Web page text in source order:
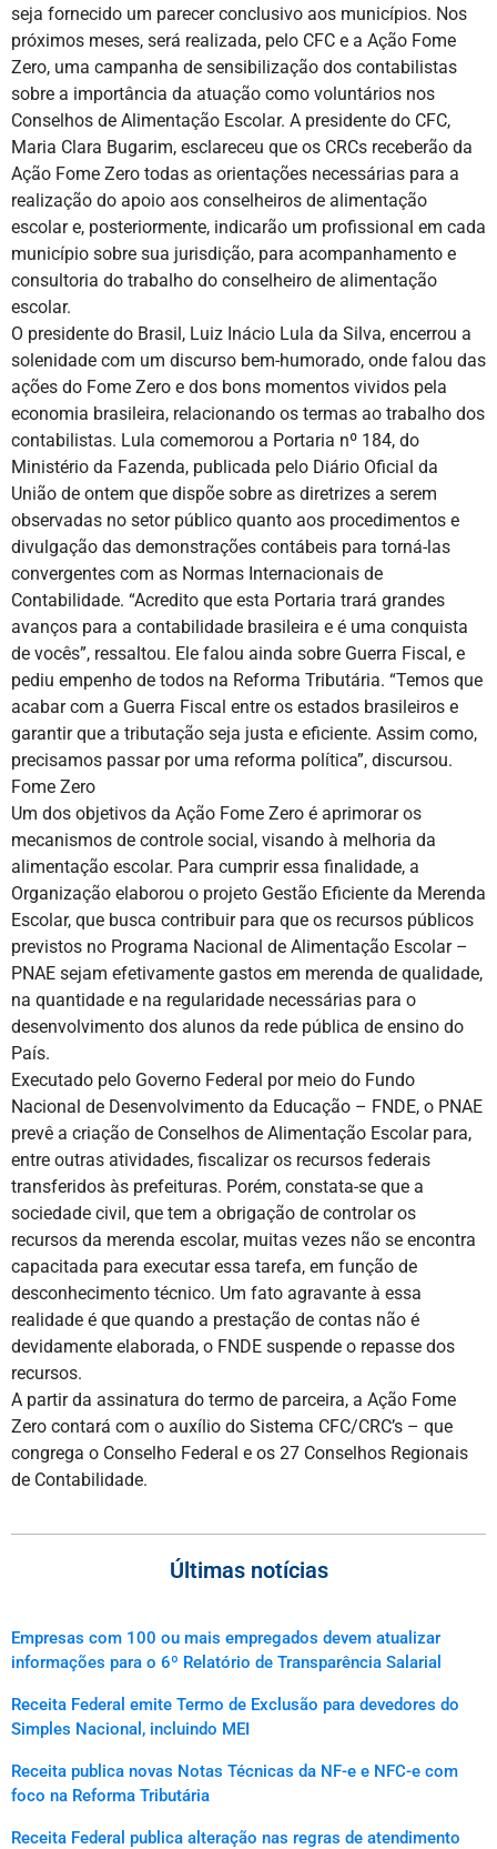
seja fornecido um parecer conclusivo aos municípios. Nos
próximos meses, será realizada, pelo CFC e a Ação Fome
Zero, uma campanha de sensibilização dos contabilistas
sobre a importância da atuação como voluntários nos
Conselhos de Alimentação Escolar. A presidente do CFC,
Maria Clara Bugarim, esclareceu que os CRCs receberão da
Ação Fome Zero todas as orientações necessárias para a
realização do apoio aos conselheiros de alimentação
escolar e, posteriormente, indicarão um profissional em cada
município sobre sua jurisdição, para acompanhamento e
consultoria do trabalho do conselheiro de alimentação
escolar.
O presidente do Brasil, Luiz Inácio Lula da Silva, encerrou a
solenidade com um discurso bem-humorado, onde falou das
ações do Fome Zero e dos bons momentos vividos pela
economia brasileira, relacionando os termas ao trabalho dos
contabilistas. Lula comemorou a Portaria nº 184, do
Ministério da Fazenda, publicada pelo Diário Oficial da
União de ontem que dispõe sobre as diretrizes a serem
observadas no setor público quanto aos procedimentos e
divulgação das demonstrações contábeis para torná-las
convergentes com as Normas Internacionais de
Contabilidade. “Acredito que esta Portaria trará grandes
avanços para a contabilidade brasileira e é uma conquista
de vocês”, ressaltou. Ele falou ainda sobre Guerra Fiscal, e
pediu empenho de todos na Reforma Tributária. “Temos que
acabar com a Guerra Fiscal entre os estados brasileiros e
garantir que a tributação seja justa e eficiente. Assim como,
precisamos passar por uma reforma política”, discursou.
Fome Zero
Um dos objetivos da Ação Fome Zero é aprimorar os
mecanismos de controle social, visando à melhoria da
alimentação escolar. Para cumprir essa finalidade, a
Organização elaborou o projeto Gestão Eficiente da Merenda
Escolar, que busca contribuir para que os recursos públicos
previstos no Programa Nacional de Alimentação Escolar –
PNAE sejam efetivamente gastos em merenda de qualidade,
na quantidade e na regularidade necessárias para o
desenvolvimento dos alunos da rede pública de ensino do
País.
Executado pelo Governo Federal por meio do Fundo
Nacional de Desenvolvimento da Educação – FNDE, o PNAE
prevê a criação de Conselhos de Alimentação Escolar para,
entre outras atividades, fiscalizar os recursos federais
transferidos às prefeituras. Porém, constata-se que a
sociedade civil, que tem a obrigação de controlar os
recursos da merenda escolar, muitas vezes não se encontra
capacitada para executar essa tarefa, em função de
desconhecimento técnico. Um fato agravante à essa
realidade é que quando a prestação de contas não é
devidamente elaborada, o FNDE suspende o repasse dos
recursos.
A partir da assinatura do termo de parceira, a Ação Fome
Zero contará com o auxílio do Sistema CFC/CRC’s – que
congrega o Conselho Federal e os 27 Conselhos Regionais
de Contabilidade.
Últimas notícias
Empresas com 100 ou mais empregados devem atualizar
informações para o 6º Relatório de Transparência Salarial
Receita Federal emite Termo de Exclusão para devedores do
Simples Nacional, incluindo MEI
Receita publica novas Notas Técnicas da NF-e e NFC-e com
foco na Reforma Tributária
Receita Federal publica alteração nas regras de atendimento